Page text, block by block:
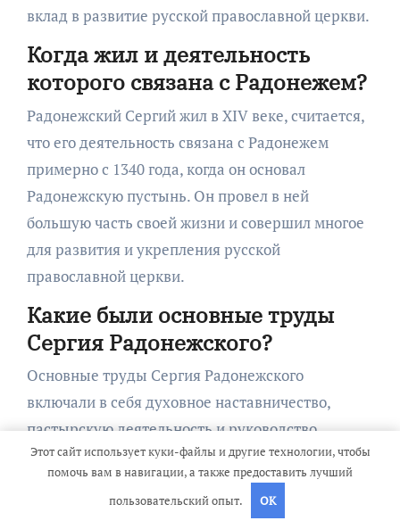
вклад в развитие русской православной церкви.
Когда жил и деятельность
которого связана с Радонежем?
Радонежский Сергий жил в XIV веке, считается,
что его деятельность связана с Радонежем
примерно с 1340 года, когда он основал
Радонежскую пустынь. Он провел в ней
большую часть своей жизни и совершил многое
для развития и укрепления русской
православной церкви.
Какие были основные труды
Сергия Радонежского?
Основные труды Сергия Радонежского
включали в себя духовное наставничество,
пастырскую деятельность и руководство
монашествующим обществом. Он разрабатывал
уставы и правила поведения монахов, разрешал
споры и конфликты, проповедовал покаяние и
Этот сайт использует куки-файлы и другие технологии, чтобы
помочь вам в навигации, а также предоставить лучший
пользовательский опыт.
OK